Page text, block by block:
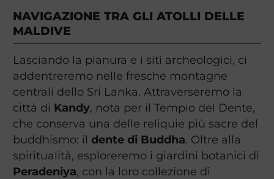
NAVIGAZIONE TRA GLI ATOLLI DELLE
MALDIVE
Lasciando la pianura e i siti archeologici, ci
addentreremo nelle fresche montagne
centrali dello Sri Lanka. Attraverseremo la
città di Kandy, nota per il Tempio del Dente,
che conserva una delle reliquie più sacre del
buddhismo: il dente di Buddha. Oltre alla
spiritualità, esploreremo i giardini botanici di
Peradeniya, con la loro collezione di